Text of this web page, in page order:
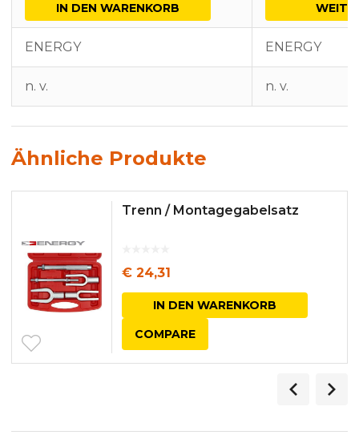
IN DEN WARENKORB
ENERGY ENERGY
n. v. n. v.
Ähnliche Produkte
Trenn / Montagegabelsatz
€ 24,31
IN DEN WARENKORB
COMPARE